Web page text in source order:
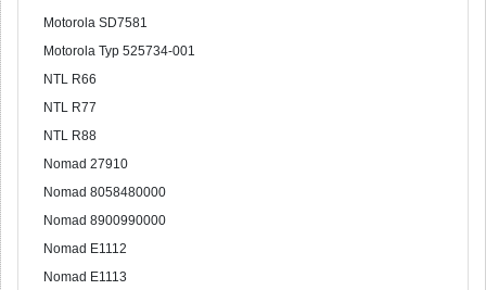
Motorola SD7581
Motorola Typ 525734-001
NTL R66
NTL R77
NTL R88
Nomad 27910
Nomad 8058480000
Nomad 8900990000
Nomad E1112
Nomad E1113